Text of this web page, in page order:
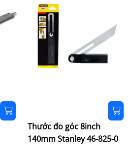
Thước đo góc 8inch
140mm Stanley 46-825-0